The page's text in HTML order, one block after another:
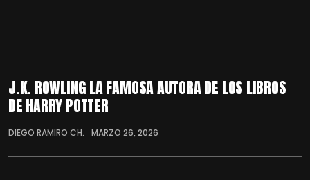
J.K. ROWLING LA FAMOSA AUTORA DE LOS LIBROS
DE HARRY POTTER
DIEGO RAMIRO CH. MARZO 26, 2026